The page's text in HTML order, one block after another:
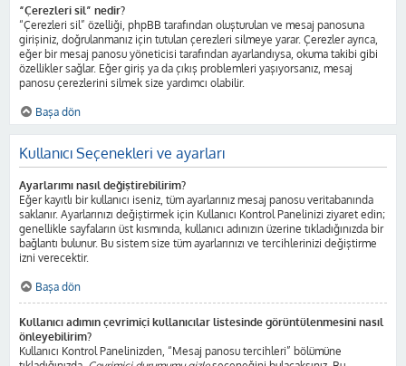
“Çerezleri sil” nedir?
“Çerezleri sil” özelliği, phpBB tarafından oluşturulan ve mesaj panosuna
girişiniz, doğrulanmanız için tutulan çerezleri silmeye yarar. Çerezler ayrıca,
eğer bir mesaj panosu yöneticisi tarafından ayarlandıysa, okuma takibi gibi
özellikler sağlar. Eğer giriş ya da çıkış problemleri yaşıyorsanız, mesaj
panosu çerezlerini silmek size yardımcı olabilir.
Başa dön
Kullanıcı Seçenekleri ve ayarları
Ayarlarımı nasıl değiştirebilirim?
Eğer kayıtlı bir kullanıcı iseniz, tüm ayarlarınız mesaj panosu veritabanında
saklanır. Ayarlarınızı değiştirmek için Kullanıcı Kontrol Panelinizi ziyaret edin;
genellikle sayfaların üst kısmında, kullanıcı adınızın üzerine tıkladığınızda bir
bağlantı bulunur. Bu sistem size tüm ayarlarınızı ve tercihlerinizi değiştirme
izni verecektir.
Başa dön
Kullanıcı adımın çevrimiçi kullanıcılar listesinde görüntülenmesini nasıl
önleyebilirim?
Kullanıcı Kontrol Panelinizden, “Mesaj panosu tercihleri” bölümüne